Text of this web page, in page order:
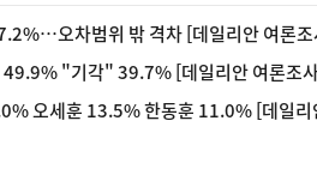
오차범위 밖 격차 [데일리안 여론
"기각" 39.7% [데일리안 여론조
오세훈 13.5% 한동훈 11.0% [데일리